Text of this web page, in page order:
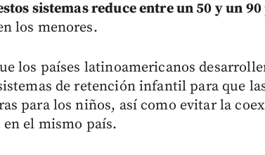
sistemas reduce entre un 50 y un
los menores.
los países latinoamericanos
de retención infantil para que
para los niños, así como evitar la
el mismo país.